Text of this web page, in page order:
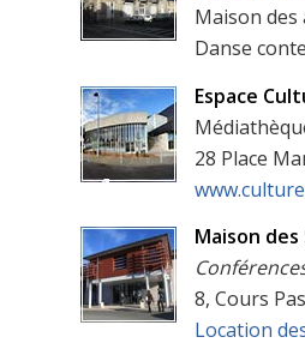
Maison des
Danse
Espace
28 Place
Maison
8, Cours
Location